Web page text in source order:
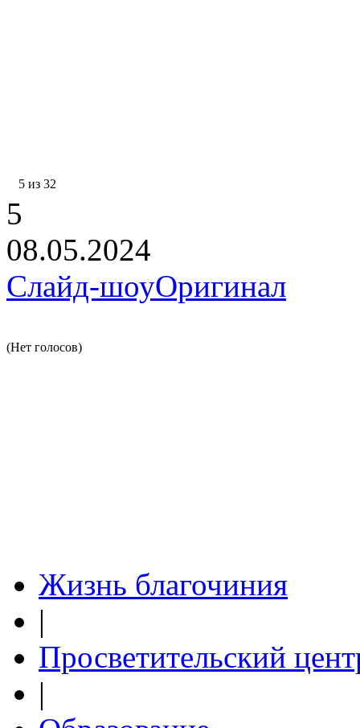
5 из 32
5
08.05.2024
Слайд-шоуОригинал
(Нет голосов)
Жизнь благочиния
|
Просветительский
|